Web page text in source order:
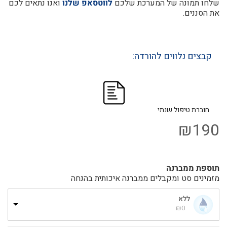
שלחו תמונה של המערכת שלכם לווטסאפ שלנו ואנו נתאים לכם
את הסננים.
קבצים נלווים להורדה:
חוברת טיפול שנתי
₪190
תוספת ממברנה
מזמינים סט ומקבלים ממברנה איכותית בהנחה
ללא
₪0